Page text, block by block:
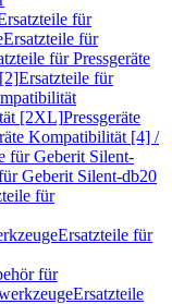
für
Ersatzteile für
für Pressgeräte
Ersatzteile für
[2XL]Pressgeräte
Kompatibilität [4] /
für Geberit Silent-
Geberit Silent-db20
für
Ersatzteile für
für
Ersatzteile